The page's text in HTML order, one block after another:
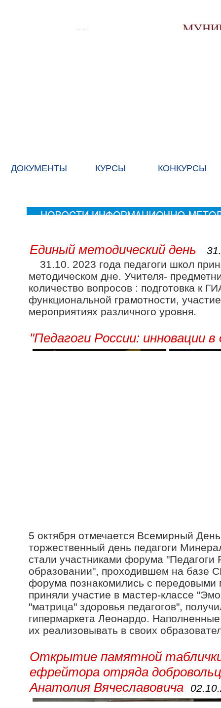
ДОКУМЕНТЫ КУРСЫ КОНКУРСЫ
Единый методический день
31.10. 2023 года педагоги школ
методическом дне. Учителя-
количество вопросов : подготовка к
функциональной грамотности,
мероприятиях различного уровня.
"Педагоги России: инновации
5 октября отмечается Всемирный
торжественный день педагоги
стали участниками форума "Педагоги
образовании", проходившем на базе
форума познакомились с передовыми
приняли участие в мастер-классе
"матрица" здоровья педагогов",
гипермаркета Леонардо.
их реализовывать в своих
Открытие памятной
ефрейтора отряда
Анатолия Вячеславовича